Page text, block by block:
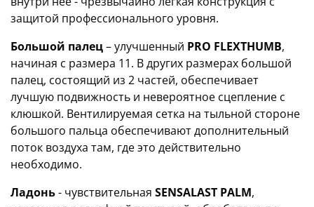
защитой профессионального уровня.
Большой палец– улучшенный PRO FLEXTHUMB,
начиная с размера 11. В других размерах большой
палец, состоящий из 2 частей, обеспечивает
лучшую подвижность и невероятное сцепление с
клюшкой. Вентилируемая сетка на тыльной стороне
большого пальца обеспечивают дополнительный
поток воздуха там, где это действительно
необходимо.
Ладонь- чувствительная SENSALAST PALM,